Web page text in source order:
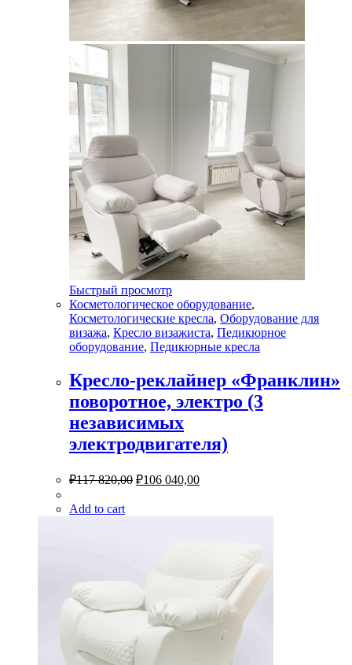
Быстрый просмотр
Косметологическое оборудование,
Косметологические кресла, Оборудование для
визажа, Кресло визажиста, Педикюрное
оборудование, Педикюрные кресла
Кресло-реклайнер «Франклин»
поворотное, электро (3
независимых
электродвигателя)
₽117 820,00 ₽106 040,00
Add to cart